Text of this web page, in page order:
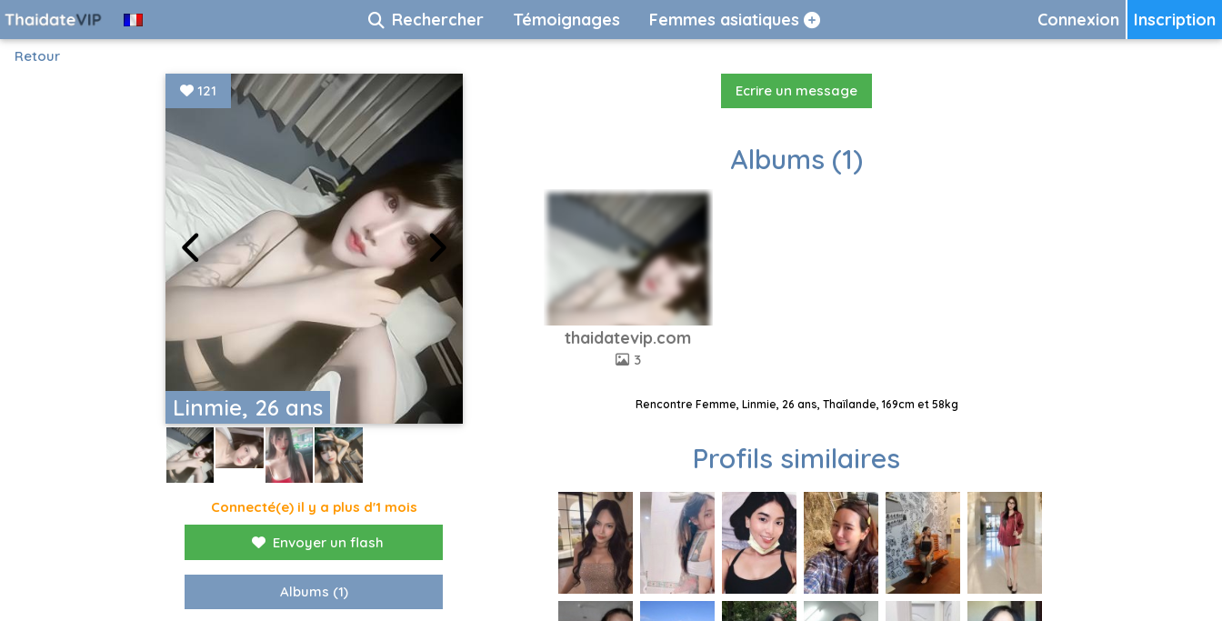
Inscription
Connexion
Rechercher Témoignages Femmes asiatiques
Retour
Linmie, 26 ans
121
Connecté(e) il y a plus d'1 mois
Envoyer un flash
Albums (1)
Ecrire un message
Albums (1)
thaidatevip.com
3
Rencontre Femme, Linmie, 26 ans, Thaïlande, 169cm et 58kg
Profils similaires